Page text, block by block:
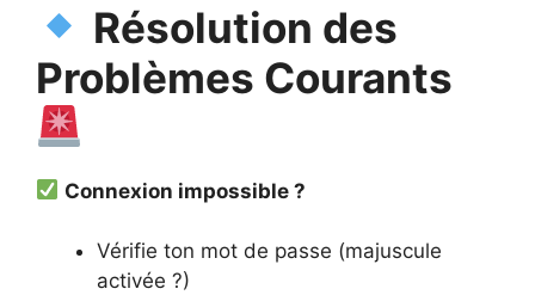
Résolution des
Problèmes Courants
Connexion impossible ?
Vérifie ton mot de passe (majuscule
activée ?)